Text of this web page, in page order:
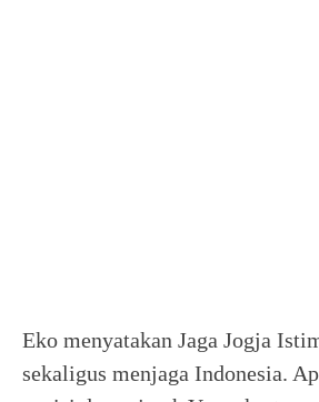
Eko menyatakan Jaga Jogja
sekaligus menjaga Indonesia.